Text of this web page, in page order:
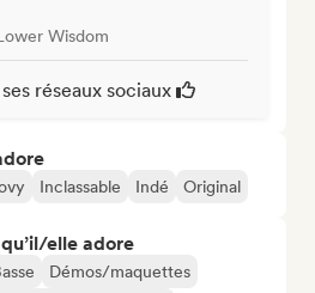
Wisdom
réseaux sociaux
Inclassable Indé Original
elle adore
Démos/maquettes